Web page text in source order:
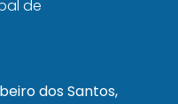
dos Santos,